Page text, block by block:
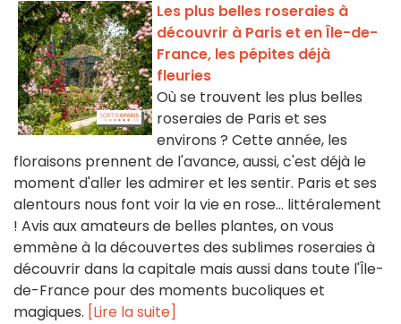
Les plus belles roseraies à
découvrir à Paris et en Île-de-
France, les pépites déjà
fleuries
Où se trouvent les plus belles
roseraies de Paris et ses
environs ? Cette année, les
floraisons prennent de l'avance, aussi, c'est déjà le
moment d'aller les admirer et les sentir. Paris et ses
alentours nous font voir la vie en rose... littéralement
! Avis aux amateurs de belles plantes, on vous
emmène à la découvertes des sublimes roseraies à
découvrir dans la capitale mais aussi dans toute l'Île-
de-France pour des moments bucoliques et
magiques. [Lire la suite]